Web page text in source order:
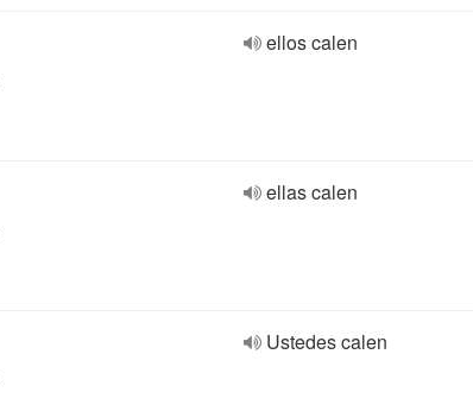
ellos calen
ellas calen
Ustedes calen